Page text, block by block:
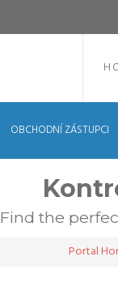
OBCHODNÍ ZÁSTUPCI
Find the
Portal